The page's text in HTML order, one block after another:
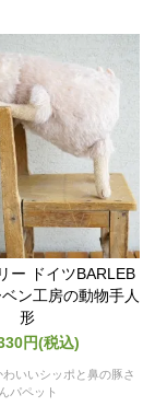
ー ドイツBARLEB
ン工房の動物手人
形
円(税込)
いいシッポと鼻の豚さ
んパペット